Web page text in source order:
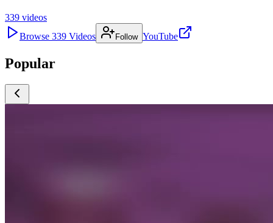
339 videos
Browse 339 Videos Follow YouTube
Popular